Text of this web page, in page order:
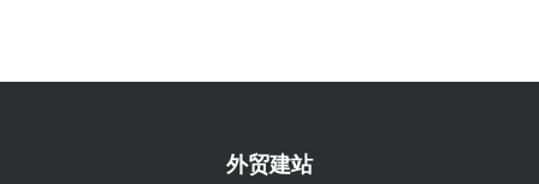
外贸建站